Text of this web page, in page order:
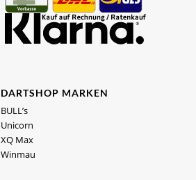
DARTSHOP MARKEN
BULL’s
Unicorn
XQ Max
Winmau